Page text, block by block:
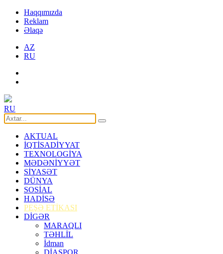
Haqqımızda
Reklam
Əlaqə
AZ
RU
RU
AKTUAL
İQTİSADİYYAT
TEXNOLOGİYA
MƏDƏNİYYƏT
SİYASƏT
DÜNYA
SOSİAL
HADİSƏ
PEŞƏ ETİKASI
DİGƏR
MARAQLI
TƏHLİL
İdman
DİASPOR